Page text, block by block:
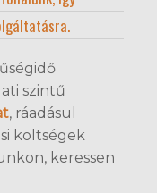
szintű
, ráadásul
költségek
keressen